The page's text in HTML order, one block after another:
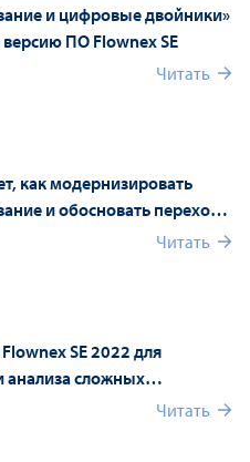
и цифровые двойники»
ПО Flownex SE
Читать
как модернизировать
и обосновать переход
численного
Читать
SE 2022 для
анализа сложных
Читать